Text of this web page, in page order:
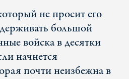
не просит его
большой
войска в десятки
начнется
почти неизбежна в